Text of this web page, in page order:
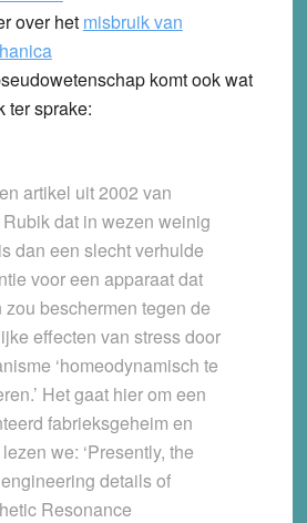
over het misbruik van
komt ook wat
ter sprake:
artikel uit 2002 van
dat in wezen weinig
dan een slecht verhulde
voor een apparaat dat
zou beschermen tegen de
effecten van stress door
‘homeodynamisch te
Het gaat hier om een
fabrieksgeheim en
we: ‘Presently, the
details of
Resonance